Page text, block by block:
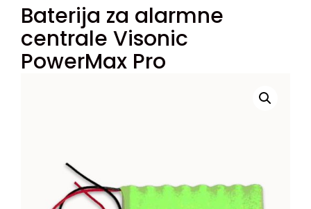
Baterija za alarmne
centrale Visonic
PowerMax Pro